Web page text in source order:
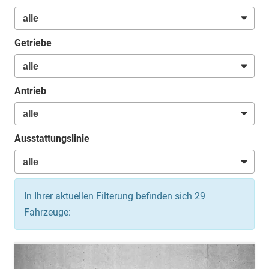
Getriebe
Antrieb
Ausstattungslinie
In Ihrer aktuellen Filterung befinden sich 29
Fahrzeuge: